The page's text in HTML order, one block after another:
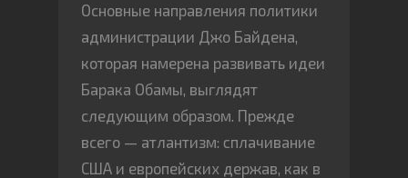
Основные направления политики
администрации Джо Байдена,
которая намерена развивать идеи
Барака Обамы, выглядят
следующим образом. Прежде
всего — атлантизм: cплачивание
США и европейских держав, как в